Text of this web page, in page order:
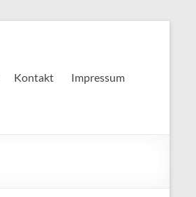
Kontakt Impressum